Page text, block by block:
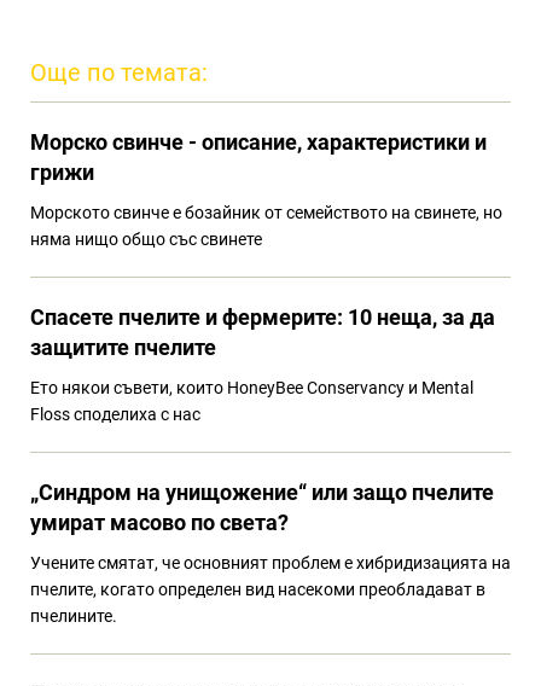
Още по темата:
Морско свинче - описание, характеристики и
грижи
Морското свинче е бозайник от семейството на свинете, но
няма нищо общо със свинете
Спасете пчелите и фермерите: 10 неща, за да
защитите пчелите
Ето някои съвети, които HoneyBee Conservancy и Mental
Floss споделиха с нас
„Синдром на унищожение“ или защо пчелите
умират масово по света?
Учените смятат, че основният проблем е хибридизацията на
пчелите, когато определен вид насекоми преобладават в
пчелините.